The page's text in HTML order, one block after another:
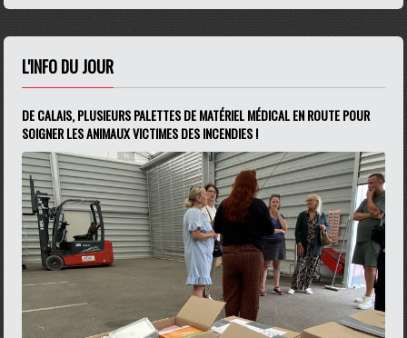
L'INFO DU JOUR
DE CALAIS, PLUSIEURS PALETTES DE MATÉRIEL MÉDICAL EN ROUTE POUR
SOIGNER LES ANIMAUX VICTIMES DES INCENDIES !